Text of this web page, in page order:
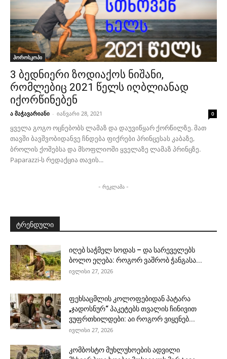
ჰოროსკოპი
3 ბედნიერი ზოდიაქოს ნიშანი,
რომლებიც 2021 წელს იღბლიანად
იქორწინებენ
ა მაჭავარიანი - იანვარი 28, 2021 0
ყველა გოგო ოცნებობს ლამაზ და დაუვიწყარ ქორწილზე. მათ
თავში ბავშვობიდანვე ჩნდება ფიქრები პრინცესას კაბაზე,
ბროლის ქოშებსა და მსოფლიოში ყველაზე ლამაზ პრინცზე.
Paparazzi-ს რედაქცია თავის...
- რეკლამა -
ტრენდული
იღებ საჭმელ სოდას – და სარეველებს
ბოლო ეღება: როგორ ვაშრობ ჭანგასა...
ივლისი 27, 2026
ფეხსაცმლის კოლოფებიდან პატარა
„ჯადოსნურ“ პაკეტებს თვალის ჩინივით
ვუფრთხილდები: აი როგორ ვიყენებ...
ივლისი 27, 2026
კომბოსტო მუხლუხოების ადვილი